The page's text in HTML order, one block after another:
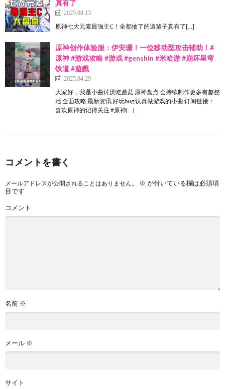
真有了
2025.08.13
原神七大元素最強主C！全都抽了的這輩子真有了[…]
原神创作体验服：伊安珊！一位移动型攻击辅助！#
原神 #游戏攻略 #游戏 #genshin #米哈游 #崩坏星穹
铁道 #遊戲
2025.04.29
大家好，我是小曲讨厌吃蘑菇 原神盘点 会持续制作更多有趣整
活 全面攻略 最新资讯 好玩bug 认真做游戏的小曲 订阅链接：
喜欢原神的记得关注 #原神[…]
コメントを書く
メールアドレスが公開されることはありません。 ※ が付いている欄は必須項
目です
コメント
名前 ※
メール ※
サイト